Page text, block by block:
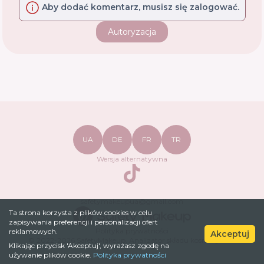
Ta strona korzysta z plików cookies w celu
zapisywania preferencji i personalizacji ofert
reklamowych.
Klikając przycisk 'Akceptuj', wyrażasz zgodę na
używanie plików cookie. Polityka prywatności
Akceptuj
Aby dodać komentarz, musisz się zalogować.
Autoryzacja
Analizator składu kosmetyków
UA DE FR TR
Wersja alternatywna
TikTok
safetymakeupua@gmail.com